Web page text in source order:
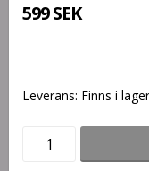
599 SEK
Leverans: Finns i lager